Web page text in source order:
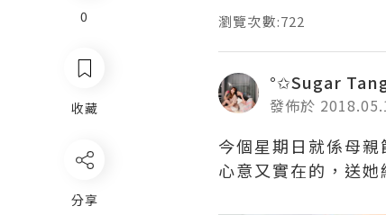
0
收藏
分享
瀏覽次數:722
°✩Sugar
發佈於
今個星期日就係母
心意又實在的，送